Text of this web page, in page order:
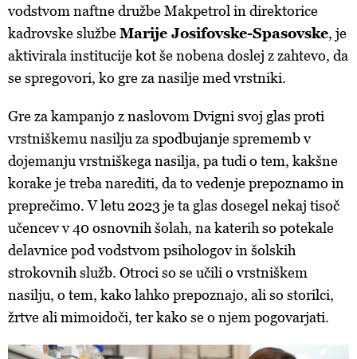
vodstvom naftne družbe Makpetrol in direktorice
kadrovske službeMarije Josifovske-Spasovske, je
aktivirala institucije kot še nobena doslej z zahtevo, da
se spregovori, ko gre za nasilje med vrstniki.
Gre za kampanjo z naslovom Dvigni svoj glas proti
vrstniškemu nasilju za spodbujanje sprememb v
dojemanju vrstniškega nasilja, pa tudi o tem, kakšne
korake je treba narediti, da to vedenje prepoznamo in
preprečimo. V letu 2023 je ta glas dosegel nekaj tisoč
učencev v 40 osnovnih šolah, na katerih so potekale
delavnice pod vodstvom psihologov in šolskih
strokovnih služb. Otroci so se učili o vrstniškem
nasilju, o tem, kako lahko prepoznajo, ali so storilci,
žrtve ali mimoidoči, ter kako se o njem pogovarjati.